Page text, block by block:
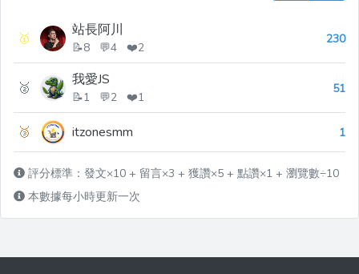
🥇 站長阿川
📝8 💬4 ❤️2
230
🥈 我愛JS
📝1 💬2 ❤️1
51
🥉 itzonesmm 1
評分標準：發文×10 + 留言×3 + 獲讚×5 + 點讚×1 + 瀏覽數÷10
本數據每小時更新一次